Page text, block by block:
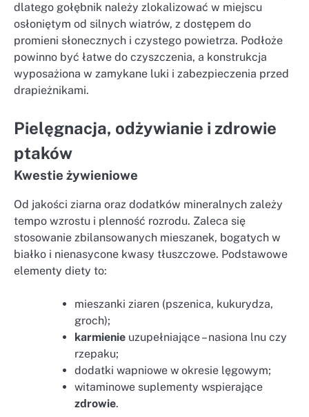
dlatego gołębnik należy zlokalizować w miejscu
osłoniętym od silnych wiatrów, z dostępem do
promieni słonecznych i czystego powietrza. Podłoże
powinno być łatwe do czyszczenia, a konstrukcja
wyposażiona w zamykane luki i zabezpieczenia przed
drapieżnikami.
Pielęgnacja, odżywianie i zdrowie
ptaków
Kwestie żywieniowe
Od jakości ziarna oraz dodatków mineralnych zależy
tempo wzrostu i plenność rozrodu. Zaleca się
stosowanie zbilansowanych mieszanek, bogatych w
białko i nienasycone kwasy tłuszczowe. Podstawowe
elementy diety to:
mieszanki ziaren (pszenica, kukurydza,
groch);
karmienie uzupełniające – nasiona lnu czy
rzepaku;
dodatki wapniowe w okresie lęgowym;
witaminowe suplementy wspierające
zdrowie.